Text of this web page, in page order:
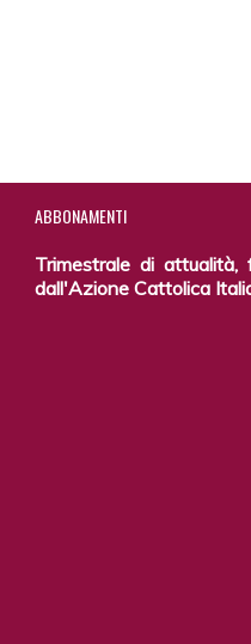
ABBONAMENTI
Trimestrale di attualità,
dall'Azione Cattolica